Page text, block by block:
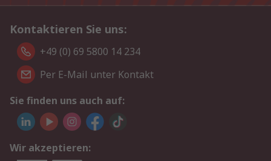
Kontaktieren Sie uns:
+49 (0) 69 5800 14 234
Per E-Mail unter Kontakt
Sie finden uns auch auf:
Wir akzeptieren: